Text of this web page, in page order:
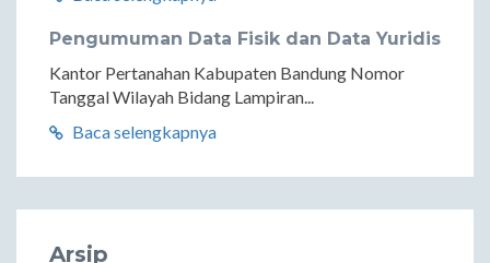
Pengumuman Data Fisik dan Data Yuridis
Kantor Pertanahan Kabupaten Bandung Nomor
Tanggal Wilayah Bidang Lampiran...
Baca selengkapnya
Arsip